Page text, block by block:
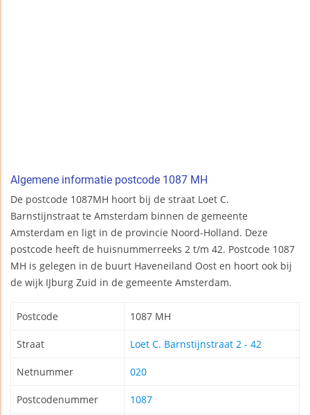
Algemene informatie postcode 1087 MH
De postcode 1087MH hoort bij de straat Loet C.
Barnstijnstraat te Amsterdam binnen de gemeente
Amsterdam en ligt in de provincie Noord-Holland. Deze
postcode heeft de huisnummerreeks 2 t/m 42. Postcode 1087
MH is gelegen in de buurt Haveneiland Oost en hoort ook bij
de wijk IJburg Zuid in de gemeente Amsterdam.
Postcode 1087 MH
Straat Loet C. Barnstijnstraat 2 - 42
Netnummer 020
Postcodenummer 1087